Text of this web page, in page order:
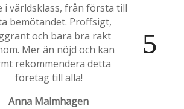
i världsklass, från första till
bemötandet. Proffsigt,
och bara bra rakt
Mer än nöjd och kan
rekommendera detta
företag till alla!
Anna Malmhagen